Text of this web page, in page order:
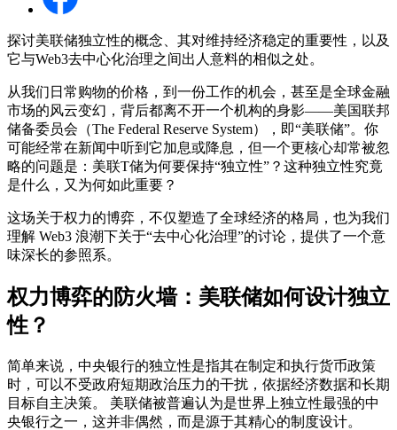
探讨美联储独立性的概念、其对维持经济稳定的重要性，以及
它与Web3去中心化治理之间出人意料的相似之处。
从我们日常购物的价格，到一份工作的机会，甚至是全球金融
市场的风云变幻，背后都离不开一个机构的身影——美国联邦
储备委员会（The Federal Reserve System），即“美联储”。你
可能经常在新闻中听到它加息或降息，但一个更核心却常被忽
略的问题是：美联T储为何要保持“独立性”？这种独立性究竟
是什么，又为何如此重要？
这场关于权力的博弈，不仅塑造了全球经济的格局，也为我们
理解 Web3 浪潮下关于“去中心化治理”的讨论，提供了一个意
味深长的参照系。
权力博弈的防火墙：美联储如何设计独立
性？
简单来说，中央银行的独立性是指其在制定和执行货币政策
时，可以不受政府短期政治压力的干扰，依据经济数据和长期
目标自主决策。 美联储被普遍认为是世界上独立性最强的中
央银行之一，这并非偶然，而是源于其精心的制度设计。